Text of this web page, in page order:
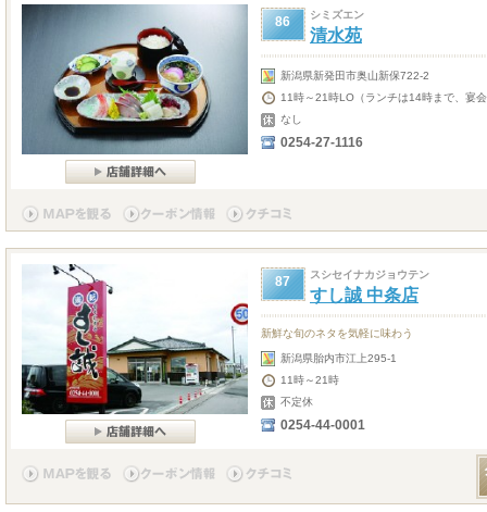
86 シミズエン
清水苑
新潟県新発田市奥山新保722-2
11時～21時LO（ランチは14時まで、宴
なし
0254-27-1116
87 スシセイナカジョウテン
すし誠 中条店
新鮮な旬のネタを気軽に味わう
新潟県胎内市江上295-1
11時～21時
不定休
0254-44-0001